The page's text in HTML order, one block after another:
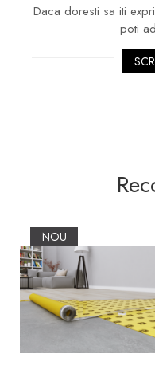
Daca doresti sa iti
poti
NOU